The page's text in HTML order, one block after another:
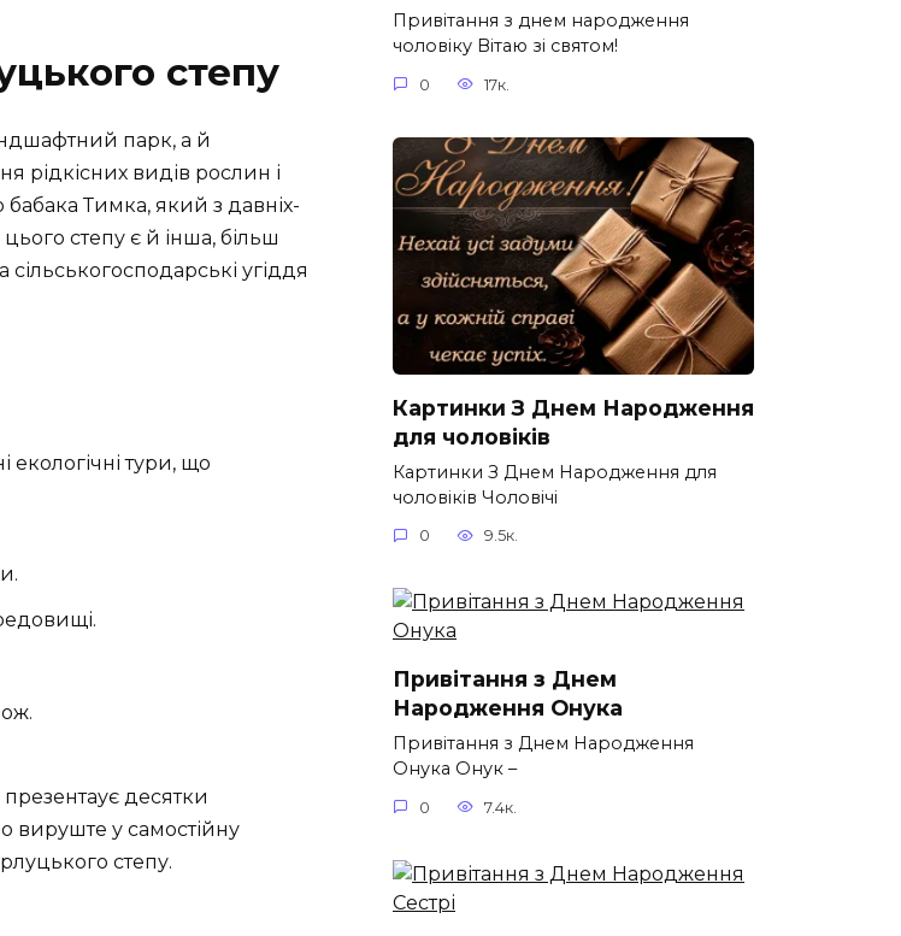
степу
парк, а й
рідкісних видів рослин і
Тимка, який з давніх-
степу є й інша, більш
угіддя
екологічні тури, що
десятки
вируште у самостійну
степу.
Привітання з днем народження
чоловіку Вітаю зі святом!
0 17к.
Картинки З Днем Народження
для чоловіків​
Картинки З Днем Народження для
чоловіків​ Чоловічі
0 9.5к.
Привітання з Днем
Народження Онука
Привітання з Днем Народження
Онука Онук –
0 7.4к.